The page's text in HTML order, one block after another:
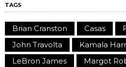
TAGS
Brian Cranston Casas
John Travolta
Kamala
LeBron James
Margot